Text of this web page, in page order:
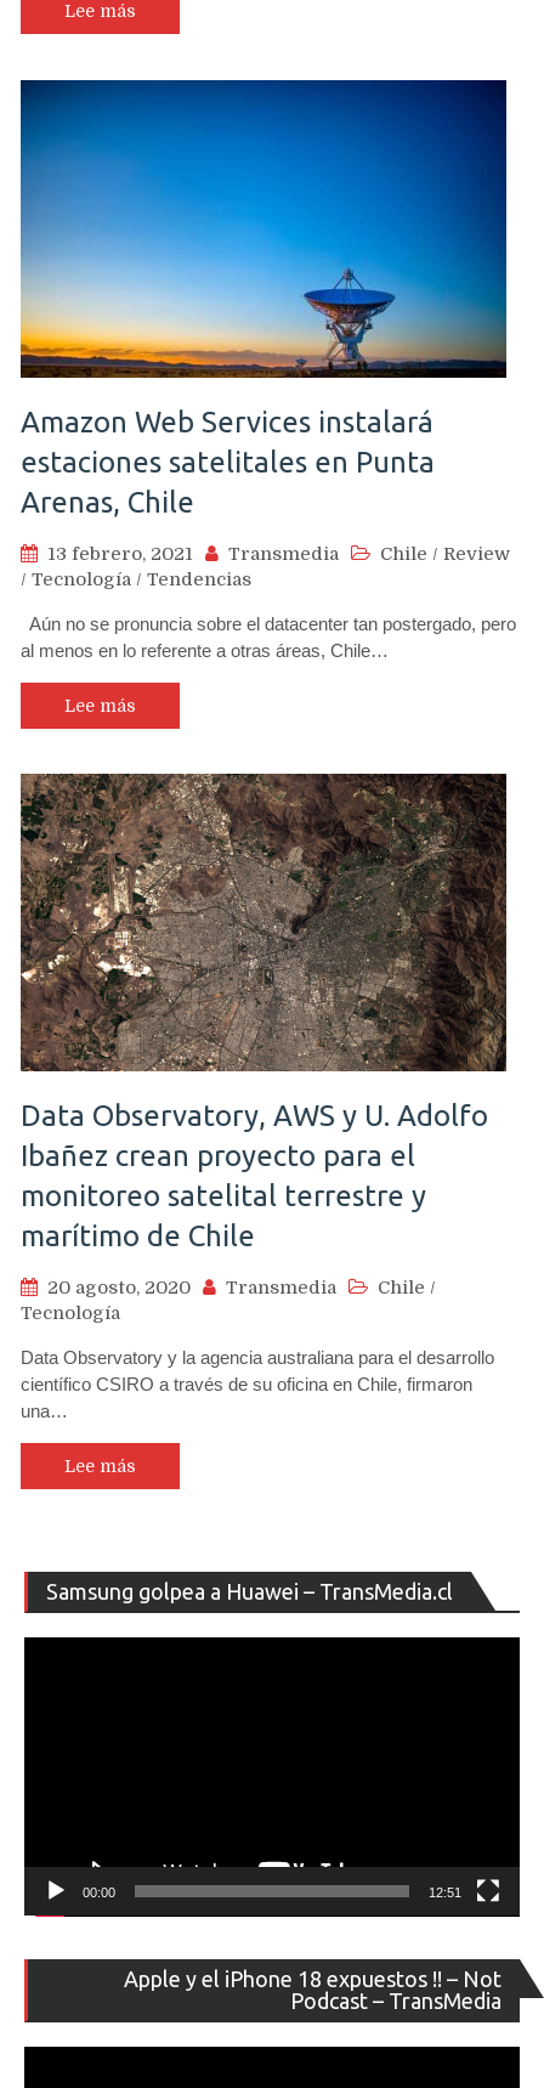
Lee más
Amazon Web Services instalará
estaciones satelitales en Punta
Arenas, Chile
13 febrero, 2021 Transmedia Chile / Review
/ Tecnología / Tendencias
Aún no se pronuncia sobre el datacenter tan postergado, pero
al menos en lo referente a otras áreas, Chile…
Lee más
Data Observatory, AWS y U. Adolfo
Ibañez crean proyecto para el
monitoreo satelital terrestre y
marítimo de Chile
20 agosto, 2020 Transmedia Chile /
Tecnología
Data Observatory y la agencia australiana para el desarrollo
científico CSIRO a través de su oficina en Chile, firmaron
una…
Lee más
Samsung golpea a Huawei – TransMedia.cl
de
00:00 12:51
Apple y el iPhone 18 expuestos !! – Not
Podcast – TransMedia
de